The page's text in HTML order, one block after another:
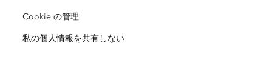
Esri ビデオ
サイトマップ
人種的平等
Cookie の管理
私の個人情報を共有しない